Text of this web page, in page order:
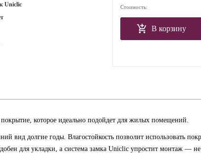
Uniclic
Стоимость:
В корзину
которое идеально подойдет для жилых помещений.
вид долгие годы. Влагостойкость позволит использовать
для укладки, а система замка Uniclic упростит монтаж — не